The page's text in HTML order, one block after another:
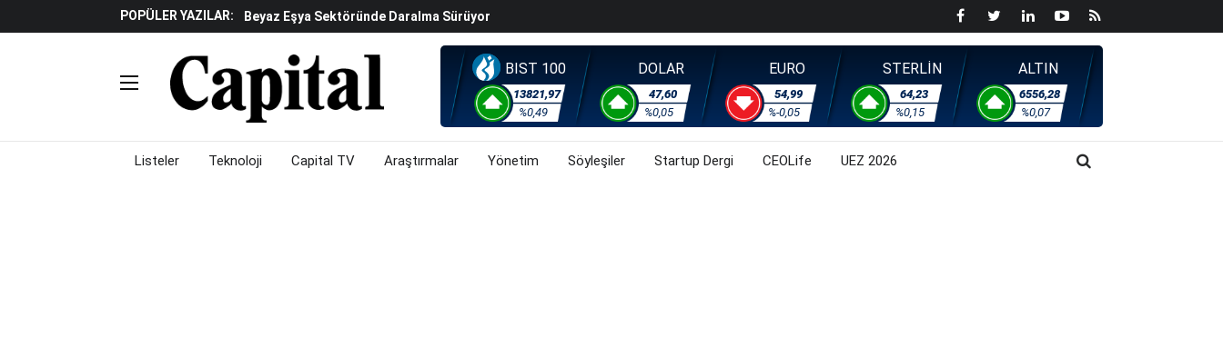
POPÜLER YAZILAR:
Beyaz Eşya Sektöründe Daralma Sürüyor
Döviz Ve Altın Güne Nasıl Başladı? (31 Temmuz 2026)
Küresel Piyasalarda Teknoloji Rallisi Risk Iştahını Artırdı
Piyasalarda Gün Ortası: Borsa, Döviz Ve Altında Son Durum Ne? (31 Temmuz 2026)
BIST 100
13821,97
%0,49
DOLAR
47,60
%0,05
EURO
54,99
%-0,05
STERLİN
64,23
%0,15
ALTIN
6556,28
%0,07
Listeler Teknoloji Capital TV Araştırmalar Yönetim Söyleşiler Startup Dergi CEOLife UEZ 2026